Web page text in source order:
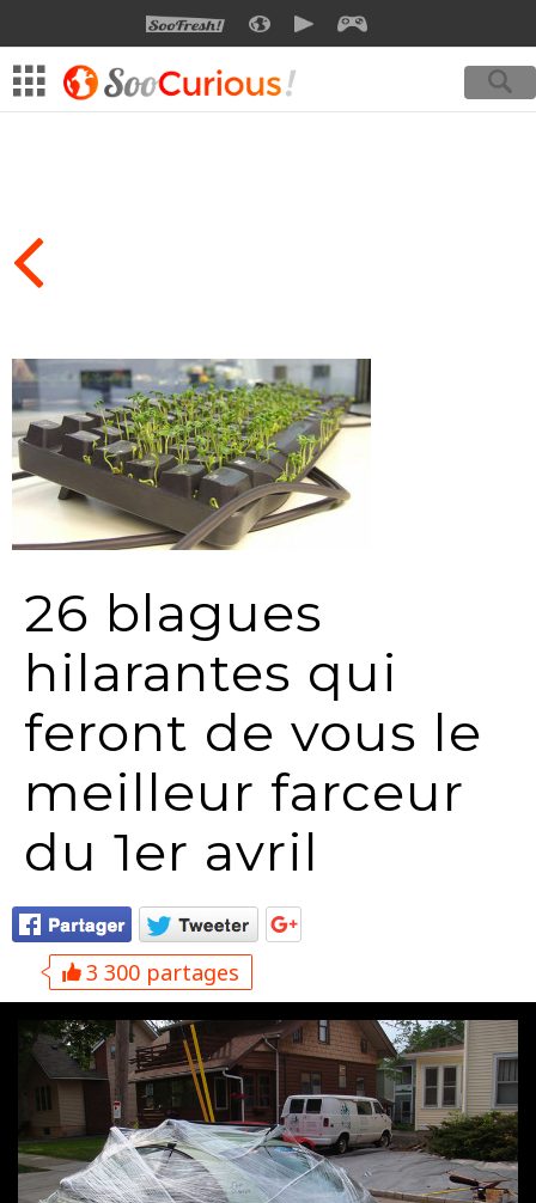
SOOFRESHSOOCURIOUSSOOMOTION
26 blagues
hilarantes qui
feront de vous le
meilleur farceur
du 1er avril
3 300 partages